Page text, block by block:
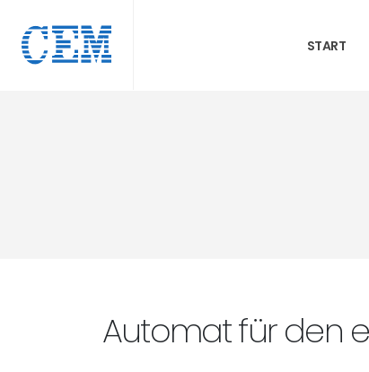
START
Automat für den